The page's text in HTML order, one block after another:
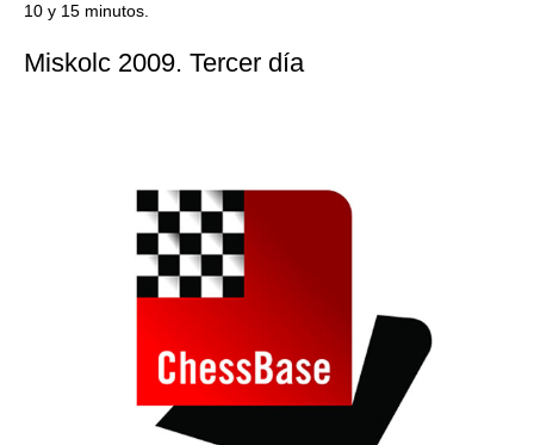
10 y 15 minutos.
Miskolc 2009. Tercer día